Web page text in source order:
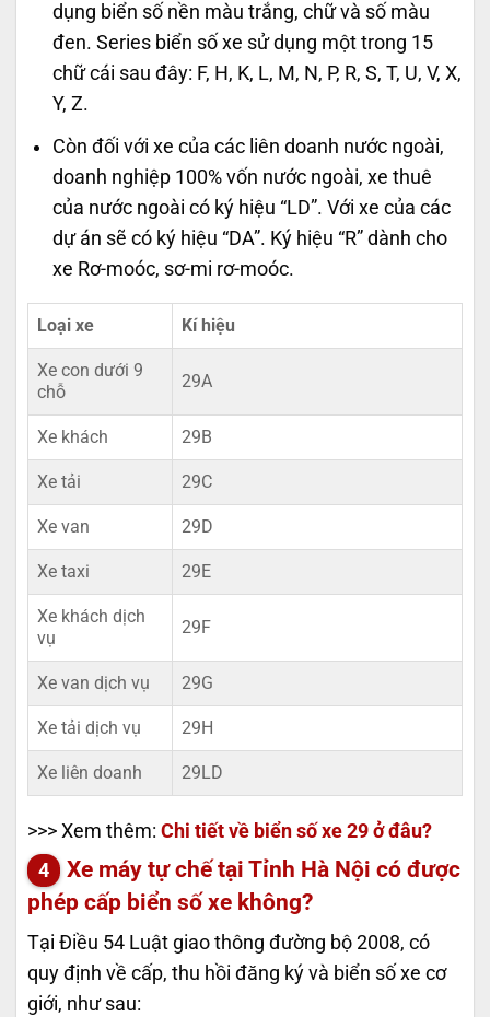
dụng biển số nền màu trắng, chữ và số màu
đen. Series biển số xe sử dụng một trong 15
chữ cái sau đây: F, H, K, L, M, N, P, R, S, T, U, V, X,
Y, Z.
Còn đối với xe của các liên doanh nước ngoài,
doanh nghiệp 100% vốn nước ngoài, xe thuê
của nước ngoài có ký hiệu “LD”. Với xe của các
dự án sẽ có ký hiệu “DA”. Ký hiệu “R” dành cho
xe Rơ-moóc, sơ-mi rơ-moóc.
Loại xe Kí hiệu
Xe con dưới 9
chỗ
29A
Xe khách 29B
Xe tải 29C
Xe van 29D
Xe taxi 29E
Xe khách dịch
vụ
29F
Xe van dịch vụ 29G
Xe tải dịch vụ 29H
Xe liên doanh 29LD
>>> Xem thêm: Chi tiết về biển số xe 29 ở đâu?
Xe máy tự chế tại Tỉnh Hà Nội có được
phép cấp biển số xe không?
Tại Điều 54 Luật giao thông đường bộ 2008, có
quy định về cấp, thu hồi đăng ký và biển số xe cơ
giới, như sau: